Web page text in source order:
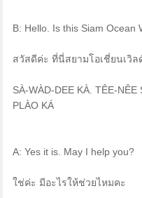
B: Hello. Is this Siam Ocean
สวัสดีค่ะ ที่นี่สยามโอเชี่ยนเวิล
SÀ-WÀD-DEE KÀ. TÊE-
PLÀO KÁ
A: Yes it is. May I help you?
ใช่ค่ะ มีอะไรให้ช่วยไหมคะ